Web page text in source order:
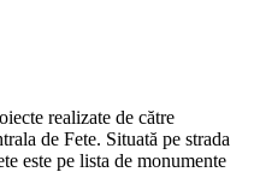
realizate de către
de Fete. Situată pe strada
este pe lista de monumente